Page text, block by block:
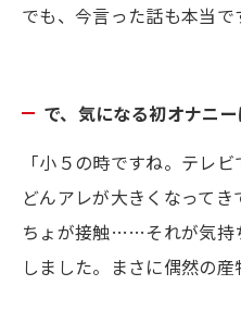
でも、今言った話も本当で
で、気になる初オナニー
「小５の時ですね。テレ
どんアレが大きくなって
ちょが接触……それが気持
しました。まさに偶然の産